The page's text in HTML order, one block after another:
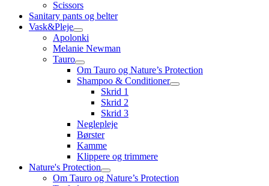
Scissors
Sanitary pants og belter
Vask&Pleje
Apolonki
Melanie Newman
Tauro
Om Tauro og Nature’s Protection
Shampoo & Conditioner
Skrid 1
Skrid 2
Skrid 3
Neglepleje
Børster
Kamme
Klippere og trimmere
Nature's Protection
Om Tauro og Nature’s Protection